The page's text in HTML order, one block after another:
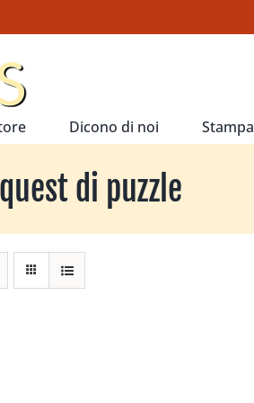
Dicono di noi Stampa
quest di puzzle